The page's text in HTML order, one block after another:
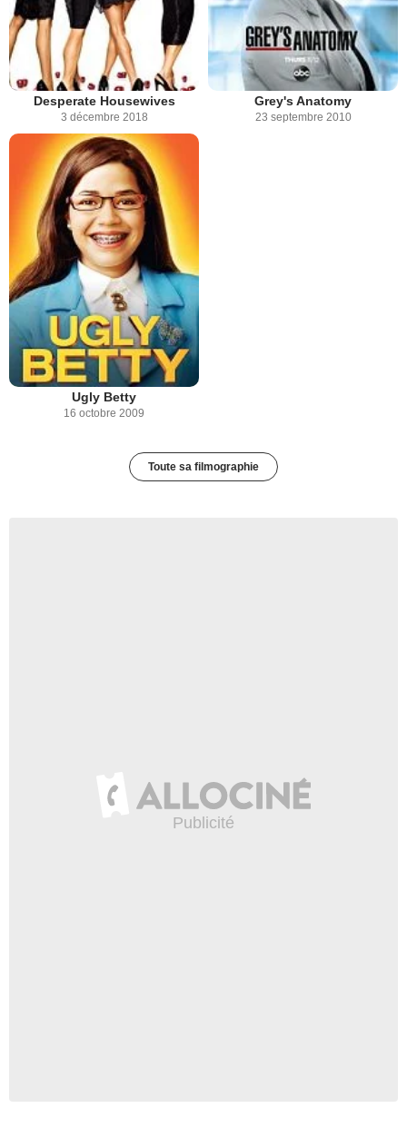
Desperate Housewives
3 décembre 2018
Grey's Anatomy
23 septembre 2010
Ugly Betty
16 octobre 2009
Toute sa filmographie